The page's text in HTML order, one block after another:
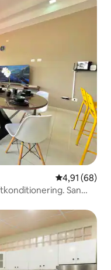
4,91 av 5 i
4,91 (68)
San